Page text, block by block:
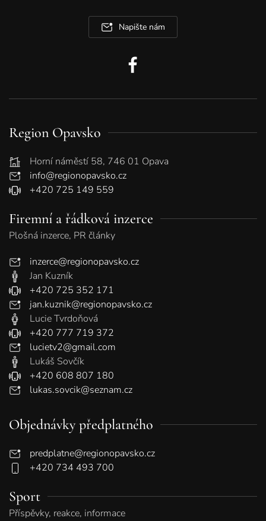
Napište nám
Region Opavsko
Horní náměstí 58, 746 01 Opava
info@regionopavsko.cz
+420 725 149 559
Firemní a řádková inzerce
Plošná inzerce, PR články
inzerce@regionopavsko.cz
Jan Kuzník
+420 725 352 171
jan.kuznik@regionopavsko.cz
Lucie Tvrdoňová
+420 777 719 372
lucietv2@gmail.com
Lukáš Sovčík
+420 608 807 180
lukas.sovcik@seznam.cz
Objednávky předplatného
predplatne@regionopavsko.cz
+420 734 493 700
Sport
Příspěvky, reakce, informace